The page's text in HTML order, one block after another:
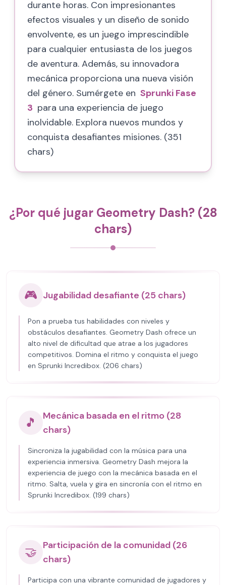
durante horas. Con impresionantes
efectos visuales y un diseño de sonido
envolvente, es un juego imprescindible
para cualquier entusiasta de los juegos
de aventura. Además, su innovadora
mecánica proporciona una nueva visión
del género. Sumérgete en Sprunki Fase
3 para una experiencia de juego
inolvidable. Explora nuevos mundos y
conquista desafiantes misiones. (351
chars)
¿Por qué jugar Geometry Dash? (28
chars)
🎮 Jugabilidad desafiante (25 chars)
Pon a prueba tus habilidades con niveles y
obstáculos desafiantes. Geometry Dash ofrece un
alto nivel de dificultad que atrae a los jugadores
competitivos. Domina el ritmo y conquista el juego
en Sprunki Incredibox. (206 chars)
🎵
Mecánica basada en el ritmo (28
chars)
Sincroniza la jugabilidad con la música para una
experiencia inmersiva. Geometry Dash mejora la
experiencia de juego con la mecánica basada en el
ritmo. Salta, vuela y gira en sincronía con el ritmo en
Sprunki Incredibox. (199 chars)
🤝 Participación de la comunidad (26
chars)
Participa con una vibrante comunidad de jugadores y